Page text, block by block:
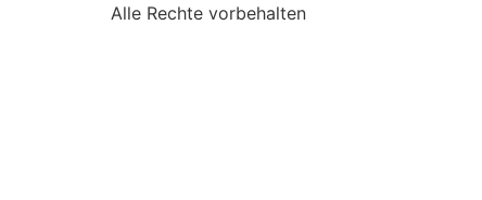
Alle Rechte vorbehalten